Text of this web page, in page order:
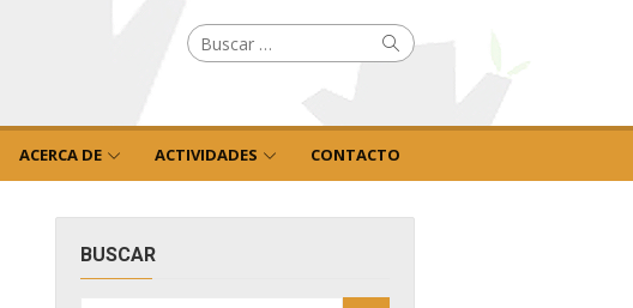
Buscar
por: Buscar
ACERCA DE ACTIVIDADES CONTACTO
BUSCAR